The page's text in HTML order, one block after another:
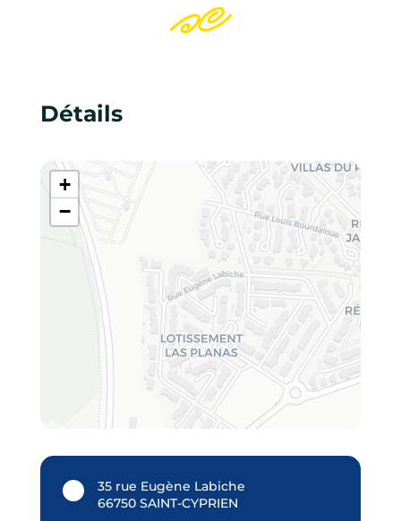
Détails
+
−
35 rue Eugène Labiche
66750 SAINT-CYPRIEN